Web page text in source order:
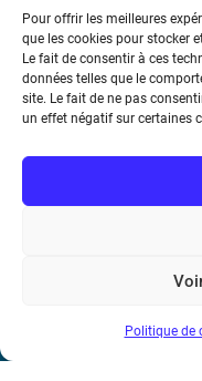
Pour offrir les meilleures
que les cookies pour stocker
Le fait de consentir à ces
données telles que le
site. Le fait de ne pas
un effet négatif sur certaines
Politique de
de l’Information et de
17 rue de l’Amiral